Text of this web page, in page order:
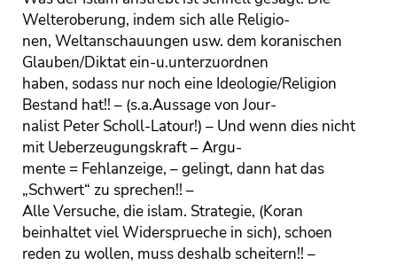
Welteroberung, indem sich alle Religio-
nen, Weltanschauungen usw. dem koranischen
Glauben/Diktat ein-u.unterzuordnen
haben, sodass nur noch eine Ideologie/Religion
Bestand hat!! – (s.a.Aussage von Jour-
nalist Peter Scholl-Latour!) – Und wenn dies nicht
mit Ueberzeugungskraft – Argu-
mente = Fehlanzeige, – gelingt, dann hat das
„Schwert“ zu sprechen!! –
Alle Versuche, die islam. Strategie, (Koran
beinhaltet viel Widersprueche in sich), schoen
reden zu wollen, muss deshalb scheitern!! –